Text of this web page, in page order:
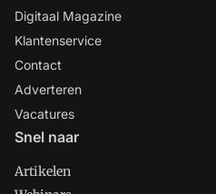
Digitaal Magazine
Klantenservice
Contact
Adverteren
Vacatures
Snel naar
Artikelen